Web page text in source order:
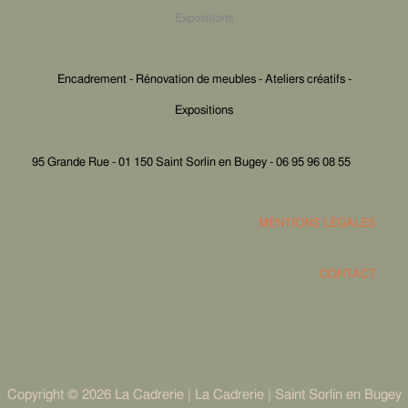
Expositions
Encadrement - Rénovation de meubles - Ateliers créatifs -
Expositions
95 Grande Rue - 01 150 Saint Sorlin en Bugey - 06 95 96 08 55
MENTIONS LÉGALES
CONTACT
Copyright © 2026 La Cadrerie | La Cadrerie | Saint Sorlin en Bugey